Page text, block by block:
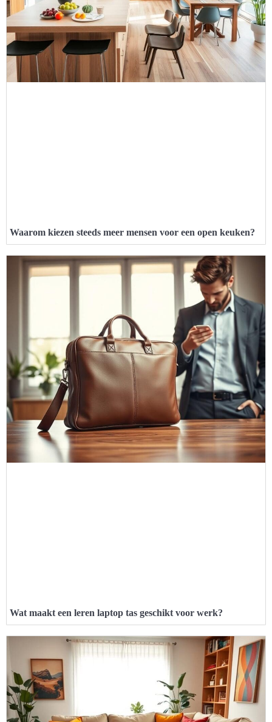
Waarom kiezen steeds meer mensen voor een open keuken?
Wat maakt een leren laptop tas geschikt voor werk?